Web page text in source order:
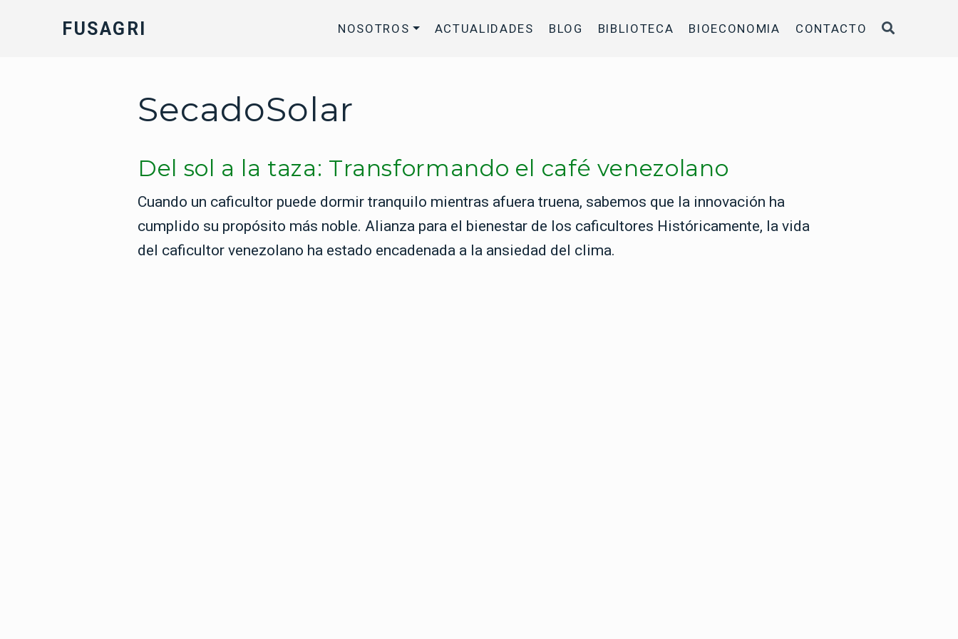
FUSAGRI NOSOTROS ACTUALIDADES BLOG BIBLIOTECA BIOECONOMIA CONTACTO
SecadoSolar
Del sol a la taza: Transformando el café venezolano
Cuando un caficultor puede dormir tranquilo mientras afuera truena, sabemos que la innovación ha
cumplido su propósito más noble. Alianza para el bienestar de los caficultores Históricamente, la vida
del caficultor venezolano ha estado encadenada a la ansiedad del clima.